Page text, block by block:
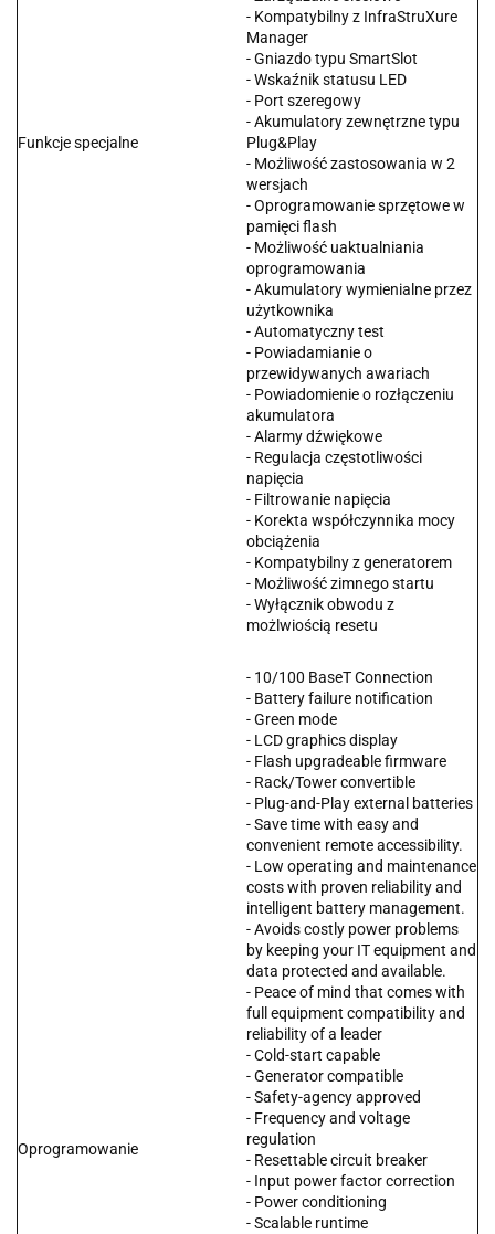
Funkcje specjalne
- Kompatybilny z InfraStruXure
Manager
- Gniazdo typu SmartSlot
- Wskaźnik statusu LED
- Port szeregowy
- Akumulatory zewnętrzne typu
Plug&Play
- Możliwość zastosowania w 2
wersjach
- Oprogramowanie sprzętowe w
pamięci flash
- Możliwość uaktualniania
oprogramowania
- Akumulatory wymienialne przez
użytkownika
- Automatyczny test
- Powiadamianie o
przewidywanych awariach
- Powiadomienie o rozłączeniu
akumulatora
- Alarmy dźwiękowe
- Regulacja częstotliwości
napięcia
- Filtrowanie napięcia
- Korekta współczynnika mocy
obciążenia
- Kompatybilny z generatorem
- Możliwość zimnego startu
- Wyłącznik obwodu z
możlwiością resetu
Oprogramowanie
- 10/100 BaseT Connection
- Battery failure notification
- Green mode
- LCD graphics display
- Flash upgradeable firmware
- Rack/Tower convertible
- Plug-and-Play external batteries
- Save time with easy and
convenient remote accessibility.
- Low operating and maintenance
costs with proven reliability and
intelligent battery management.
- Avoids costly power problems
by keeping your IT equipment and
data protected and available.
- Peace of mind that comes with
full equipment compatibility and
reliability of a leader
- Cold-start capable
- Generator compatible
- Safety-agency approved
- Frequency and voltage
regulation
- Resettable circuit breaker
- Input power factor correction
- Power conditioning
- Scalable runtime